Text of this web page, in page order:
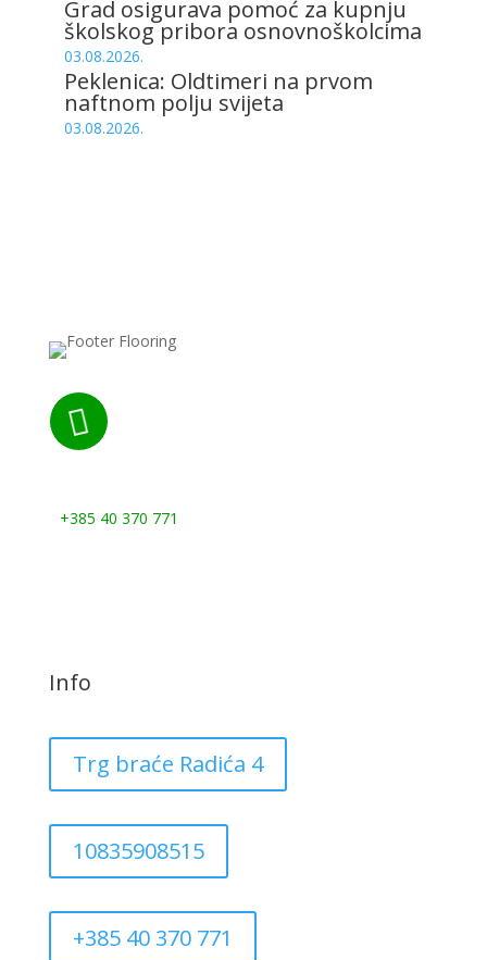
Grad osigurava pomoć za kupnju
školskog pribora osnovnoškolcima
03.08.2026.
Peklenica: Oldtimeri na prvom
naftnom polju svijeta
03.08.2026.

+385 40 370 771
Info
Trg braće Radića 4
10835908515
+385 40 370 771